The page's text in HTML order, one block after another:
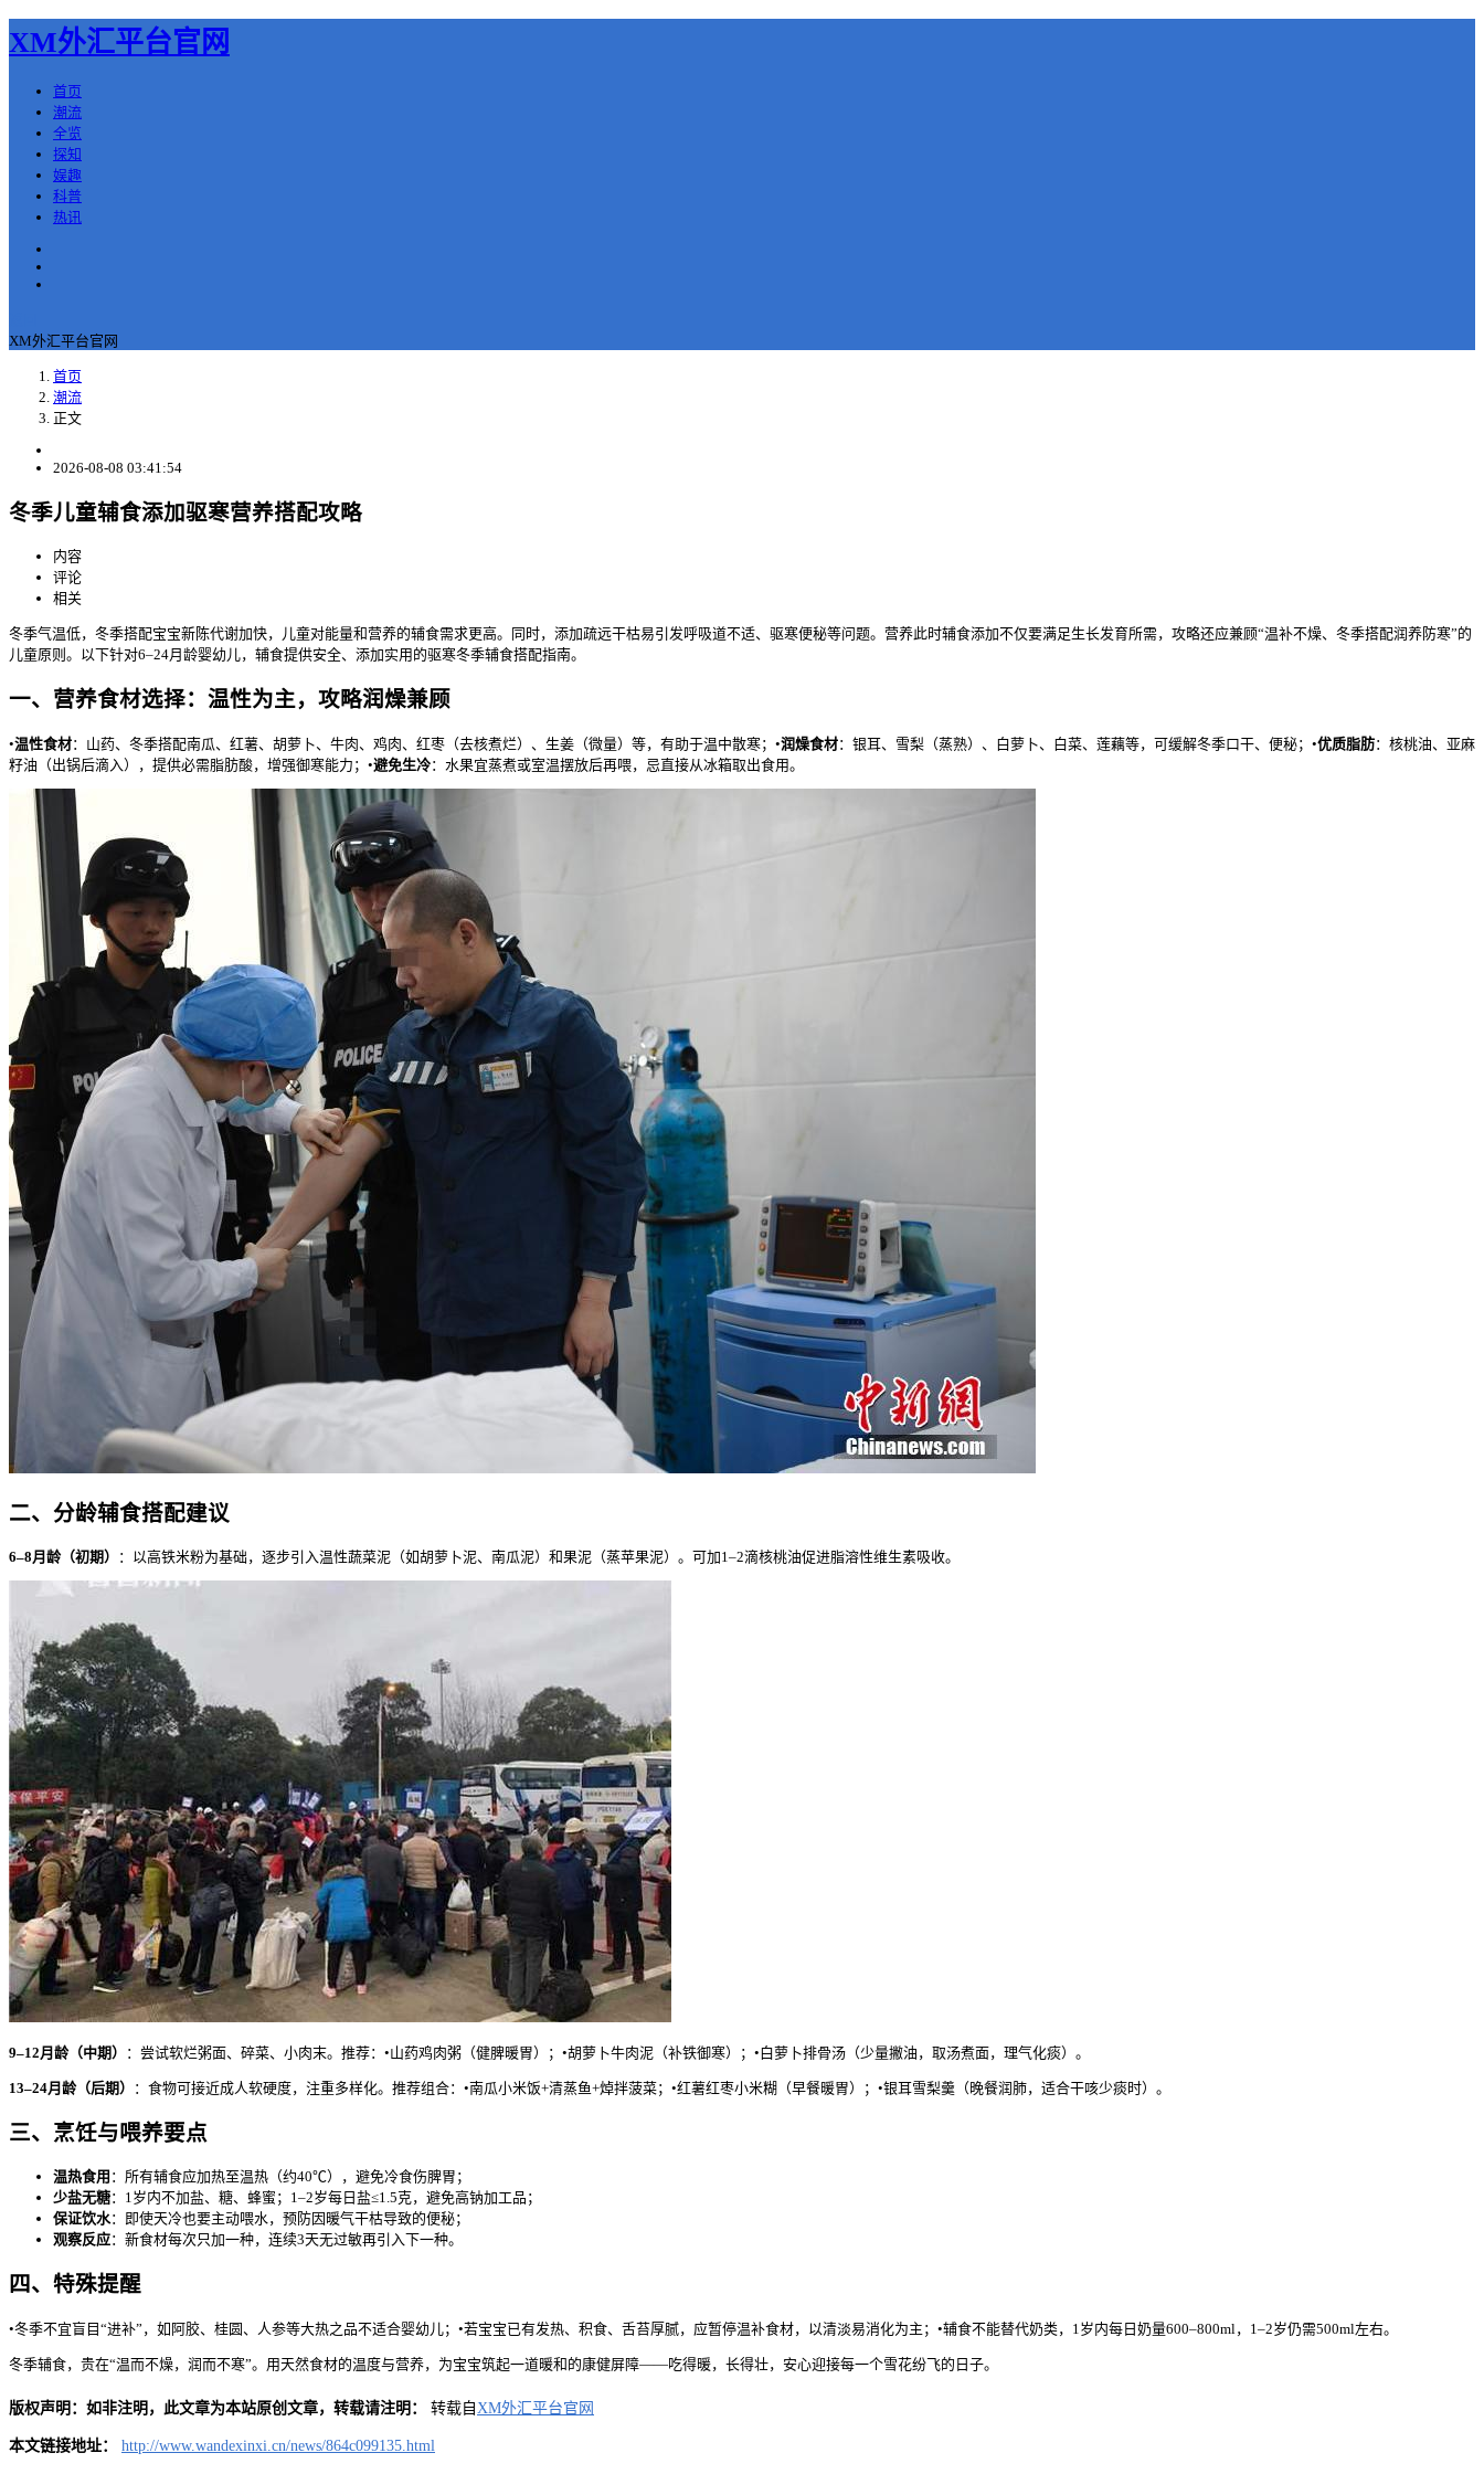
XM外汇平台官网
首页
潮流
全览
探知
娱趣
科普
热讯
XM外汇平台官网
首页
潮流
正文
2026-08-08 03:41:54
冬季儿童辅食添加驱寒营养搭配攻略
内容
评论
相关
冬季气温低，冬季搭配宝宝新陈代谢加快，儿童对能量和营养的辅食需求更高。同时，添加疏远干枯易引发呼吸道不适、驱寒便秘等问题。营养此时辅食添加不仅要满足生长发育所需，攻略还应兼顾“温补不燥、冬季搭配润养防寒”的
儿童原则。以下针对6–24月龄婴幼儿，辅食提供安全、添加实用的驱寒冬季辅食搭配指南。
一、营养食材选择：温性为主，攻略润燥兼顾
•温性食材：山药、冬季搭配南瓜、红薯、胡萝卜、牛肉、鸡肉、红枣（去核煮烂）、生姜（微量）等，有助于温中散寒；•润燥食材：银耳、雪梨（蒸熟）、白萝卜、白菜、莲藕等，可缓解冬季口干、便秘；•优质脂肪：核桃油、亚麻
籽油（出锅后滴入），提供必需脂肪酸，增强御寒能力；•避免生冷：水果宜蒸煮或室温摆放后再喂，忌直接从冰箱取出食用。
二、分龄辅食搭配建议
6–8月龄（初期） ：以高铁米粉为基础，逐步引入温性蔬菜泥（如胡萝卜泥、南瓜泥）和果泥（蒸苹果泥）。可加1–2滴核桃油促进脂溶性维生素吸收。
9–12月龄（中期） ：尝试软烂粥面、碎菜、小肉末。推荐：•山药鸡肉粥（健脾暖胃）；•胡萝卜牛肉泥（补铁御寒）；•白萝卜排骨汤（少量撇油，取汤煮面，理气化痰）。
13–24月龄（后期） ：食物可接近成人软硬度，注重多样化。推荐组合：•南瓜小米饭+清蒸鱼+焯拌菠菜；•红薯红枣小米糊（早餐暖胃）；•银耳雪梨羹（晚餐润肺，适合干咳少痰时）。
三、烹饪与喂养要点
温热食用 ：所有辅食应加热至温热（约40℃），避免冷食伤脾胃；
少盐无糖：1岁内不加盐、糖、蜂蜜；1–2岁每日盐≤1.5克，避免高钠加工品；
保证饮水：即使天冷也要主动喂水，预防因暖气干枯导致的便秘；
观察反应：新食材每次只加一种，连续3天无过敏再引入下一种。
四、特殊提醒
•冬季不宜盲目“进补”，如阿胶、桂圆、人参等大热之品不适合婴幼儿；•若宝宝已有发热、积食、舌苔厚腻，应暂停温补食材，以清淡易消化为主；•辅食不能替代奶类，1岁内每日奶量600–800ml，1–2岁仍需500ml左右。
冬季辅食，贵在“温而不燥，润而不寒”。用天然食材的温度与营养，为宝宝筑起一道暖和的康健屏障——吃得暖，长得壮，安心迎接每一个雪花纷飞的日子。
版权声明：如非注明，此文章为本站原创文章，转载请注明： 转载自 XM外汇平台官网
本文链接地址： http://www.wandexinxi.cn/news/864c099135.html